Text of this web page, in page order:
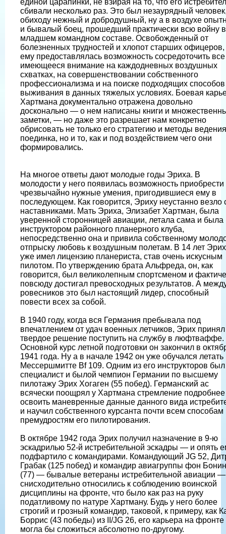
единой царапинки, не взирая на то, что его
сбивали несколько раз. Это был незаурядный
обиходу нежный и добродушный, ну а в воздухе
и бывалый боец, прошедший практически всю войну в
младшем командном составе. Освобожденный от
болезненных трудностей и хлопот старших офицеров,
ему предоставлялась возможность сосредоточить все
имеющееся внимание на каждодневных воздушных
схватках, на совершенствовании собственного
профессионализма и на поиске подходящих способов
выживания в данных тяжелых условиях. Боевая
Хартмана документально отражена довольно
досконально — о нем написаны книги и
заметки, — но даже это разрешает нам конкретно
обрисовать не только его стратегию и методы ведения
поединка, но и то, как и под воздействием чего они
формировались.
На многое ответы дают молодые годы Эриха. В
молодости у него появилась возможность приобрести
чрезвычайно нужные умения, пригодившиеся ему в
последующем. Как говорится, Эриху неустанно везло
наставниками. Мать Эриха, Элизабет Хартман, была
уверенной сторонницей авиации, летала сама и была
инструктором районного планерного клуба,
непосредственно она и привила собственному
отпрыску любовь к воздушным полетам. В 14 лет Эрих
уже имел лицензию планериста, став очень искусным
пилотом. По утверждению брата Альфреда, он, как
говорится, был великолепным спортсменом и
повсюду достигал превосходных результатов. А
ровесников это был настоящий лидер, способный
повести всех за собой.
В 1940 году, когда вся Германия пребывала под
впечатлением от удач военных летчиков, Эрих принял
твердое решение поступить на службу в люфтваффе.
Основной курс летной подготовки он закончил в
1941 года. Ну а в начале 1942 он уже обучался летать
Мессершмитте Bf 109. Одним из его инструкторов был
специалист и былой чемпион Германии по высшему
пилотажу Эрих Хогаген (55 побед). Германский ас
всячески поощрял у Хартмана стремление подробнее
освоить маневренные данные данного вида
и научил собственного курсанта почти всем способам
премудростям его пилотирования.
В октябре 1942 года Эрих получил назначение в 9-ю
эскадрилью 52-й истребительной эскадры — и опять
подфартило с командирами. Командующий JG 52,
Грабак (125 побед) и командир авиагруппы фон Бонин
(77) — бывалые ветераны истребительной авиации —
снисходительно относились к соблюдению воинской
дисциплины на фронте, что было как раз на руку
податливому по натуре Хартману. Будь у него более
строгий и грозный командир, таковой, к примеру, как
Боррис (43 победы) из II/JG 26, его карьера на фронте
могла бы сложиться абсолютно по-другому.